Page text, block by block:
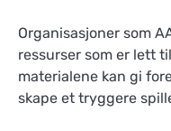
Organisasjoner som
ressurser som er lett
materialene kan gi
skape et tryggere